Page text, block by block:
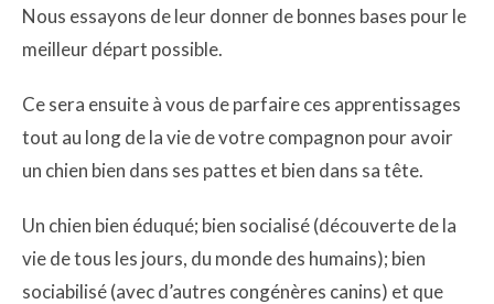
Nous essayons de leur donner de bonnes bases pour le
meilleur départ possible.
Ce sera ensuite à vous de parfaire ces apprentissages
tout au long de la vie de votre compagnon pour avoir
un chien bien dans ses pattes et bien dans sa tête.
Un chien bien éduqué; bien socialisé (découverte de la
vie de tous les jours, du monde des humains); bien
sociabilisé (avec d’autres congénères canins) et que